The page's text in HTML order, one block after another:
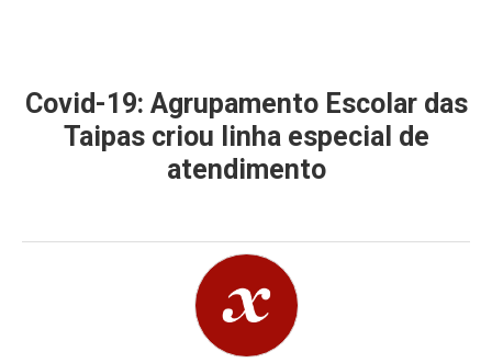
Covid-19: Agrupamento Escolar das
Taipas criou linha especial de
atendimento